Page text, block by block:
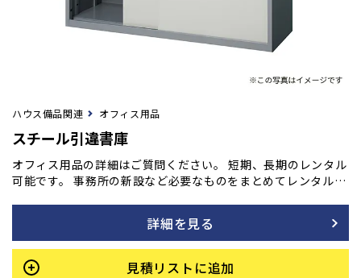
ハウス備品関連 オフィス用品
スチール引違書庫
オフィス用品の詳細はご質問ください。 短期、長期のレンタル
可能です。 事務所の新設など必要なものをまとめてレンタル
詳細を見る
見積リストに追加